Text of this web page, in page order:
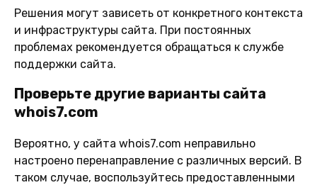
Решения могут зависеть от конкретного контекста
и инфраструктуры сайта. При постоянных
проблемах рекомендуется обращаться к службе
поддержки сайта.
Проверьте другие варианты сайта
whois7.com
Вероятно, у сайта whois7.com неправильно
настроено перенаправление с различных версий. В
таком случае, воспользуйтесь предоставленными